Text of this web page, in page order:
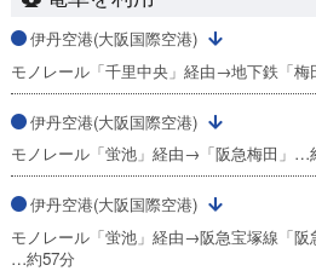
伊丹空港(大阪国際空港)
モノレール「千里中央」経由→地下鉄「
伊丹空港(大阪国際空港)
モノレール「蛍池」経由→「阪急梅田」…
伊丹空港(大阪国際空港)
モノレール「蛍池」経由→阪急宝塚線「阪
…約57分